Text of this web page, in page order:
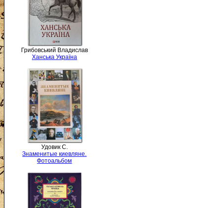
Грибовський Владислав
Ханська Україна
Удовик С.
Знаменитые киевляне.
Фотоальбом